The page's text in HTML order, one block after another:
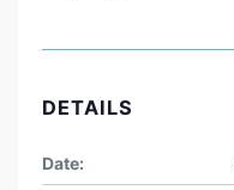
DETAILS
Date: